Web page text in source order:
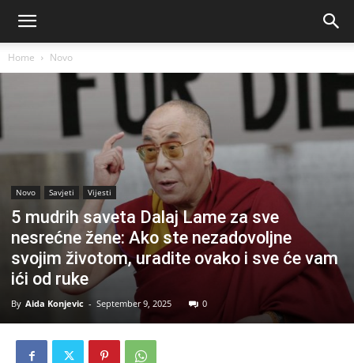
Home Novo
Novo Savjeti Vijesti
5 mudrih saveta Dalaj Lame za sve
nesrećne žene: Ako ste nezadovoljne
svojim životom, uradite ovako i sve će vam
ići od ruke
By Aida Konjevic - September 9, 2025 0